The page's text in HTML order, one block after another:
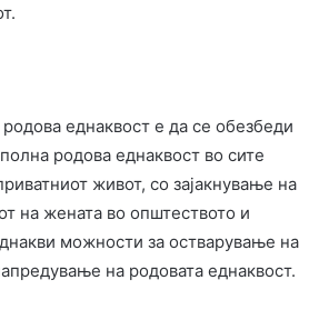
еднаквост е да се обезбеди
родова еднаквост во сите
живот, со зајакнување на
на жената во општеството и
можности за остварување на
на родовата еднаквост.